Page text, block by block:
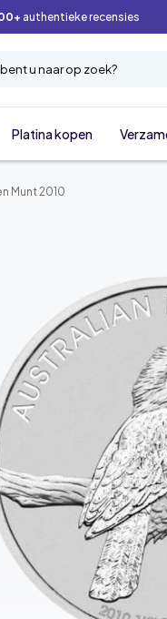
authentieke recensies
u naar op zoek?
Platina kopen
Munt 2010